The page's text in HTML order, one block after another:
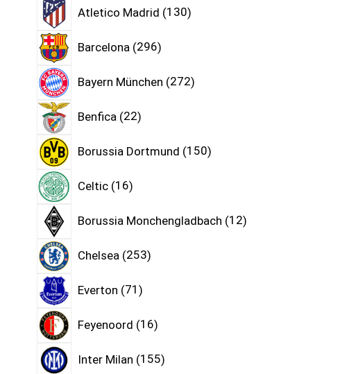
Atletico Madrid 130
Barcelona 296
Bayern München 272
Benfica 22
Borussia Dortmund 150
Celtic 16
Borussia Monchengladbach 12
Chelsea 253
Everton 71
Feyenoord 16
Inter Milan 155